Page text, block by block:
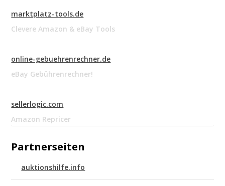
marktplatz-tools.de
Clevere Amazon & eBay Tools
online-gebuehrenrechner.de
eBay Gebührenrechner!
sellerlogic.com
Amazon Repricer
Partnerseiten
auktionshilfe.info